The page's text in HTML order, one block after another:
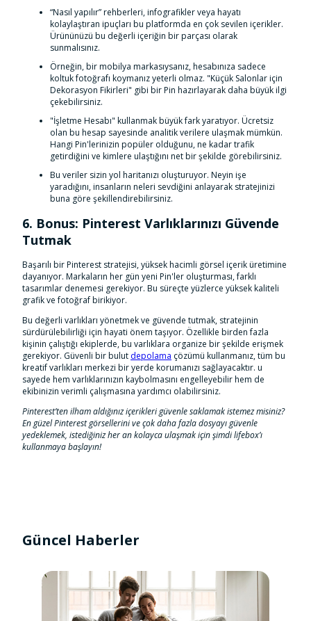
“Nasıl yapılır” rehberleri, infografikler veya hayatı
kolaylaştıran ipuçları bu platformda en çok sevilen içerikler.
Ürününüzü bu değerli içeriğin bir parçası olarak
sunmalısınız.
Örneğin, bir mobilya markasıysanız, hesabınıza sadece
koltuk fotoğrafı koymanız yeterli olmaz. "Küçük Salonlar için
Dekorasyon Fikirleri" gibi bir Pin hazırlayarak daha büyük ilgi
çekebilirsiniz.
"İşletme Hesabı" kullanmak büyük fark yaratıyor. Ücretsiz
olan bu hesap sayesinde analitik verilere ulaşmak mümkün.
Hangi Pin'lerinizin popüler olduğunu, ne kadar trafik
getirdiğini ve kimlere ulaştığını net bir şekilde görebilirsiniz.
Bu veriler sizin yol haritanızı oluşturuyor. Neyin işe
yaradığını, insanların neleri sevdiğini anlayarak stratejinizi
buna göre şekillendirebilirsiniz.
6. Bonus: Pinterest Varlıklarınızı Güvende
Tutmak
Başarılı bir Pinterest stratejisi, yüksek hacimli görsel içerik üretimine
dayanıyor. Markaların her gün yeni Pin'ler oluşturması, farklı
tasarımlar denemesi gerekiyor. Bu süreçte yüzlerce yüksek kaliteli
grafik ve fotoğraf birikiyor.
Bu değerli varlıkları yönetmek ve güvende tutmak, stratejinin
sürdürülebilirliği için hayati önem taşıyor. Özellikle birden fazla
kişinin çalıştığı ekiplerde, bu varlıklara organize bir şekilde erişmek
gerekiyor. Güvenli bir bulut depolama çözümü kullanmanız, tüm bu
kreatif varlıkları merkezi bir yerde korumanızı sağlayacaktır. u
sayede hem varlıklarınızın kaybolmasını engelleyebilir hem de
ekibinizin verimli çalışmasına yardımcı olabilirsiniz.
Pinterest’ten ilham aldığınız içerikleri güvenle saklamak istemez misiniz?
En güzel Pinterest görsellerini ve çok daha fazla dosyayı güvenle
yedeklemek, istediğiniz her an kolayca ulaşmak için şimdi lifebox’ı
kullanmaya başlayın!
Güncel Haberler